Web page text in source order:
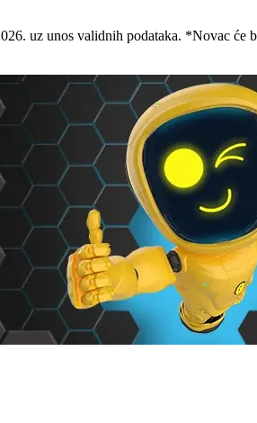
uz unos validnih podataka. *Novac će